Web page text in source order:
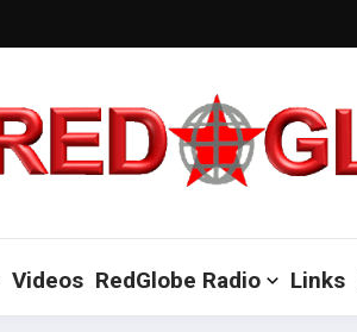
Videos RedGlobe Radio Links